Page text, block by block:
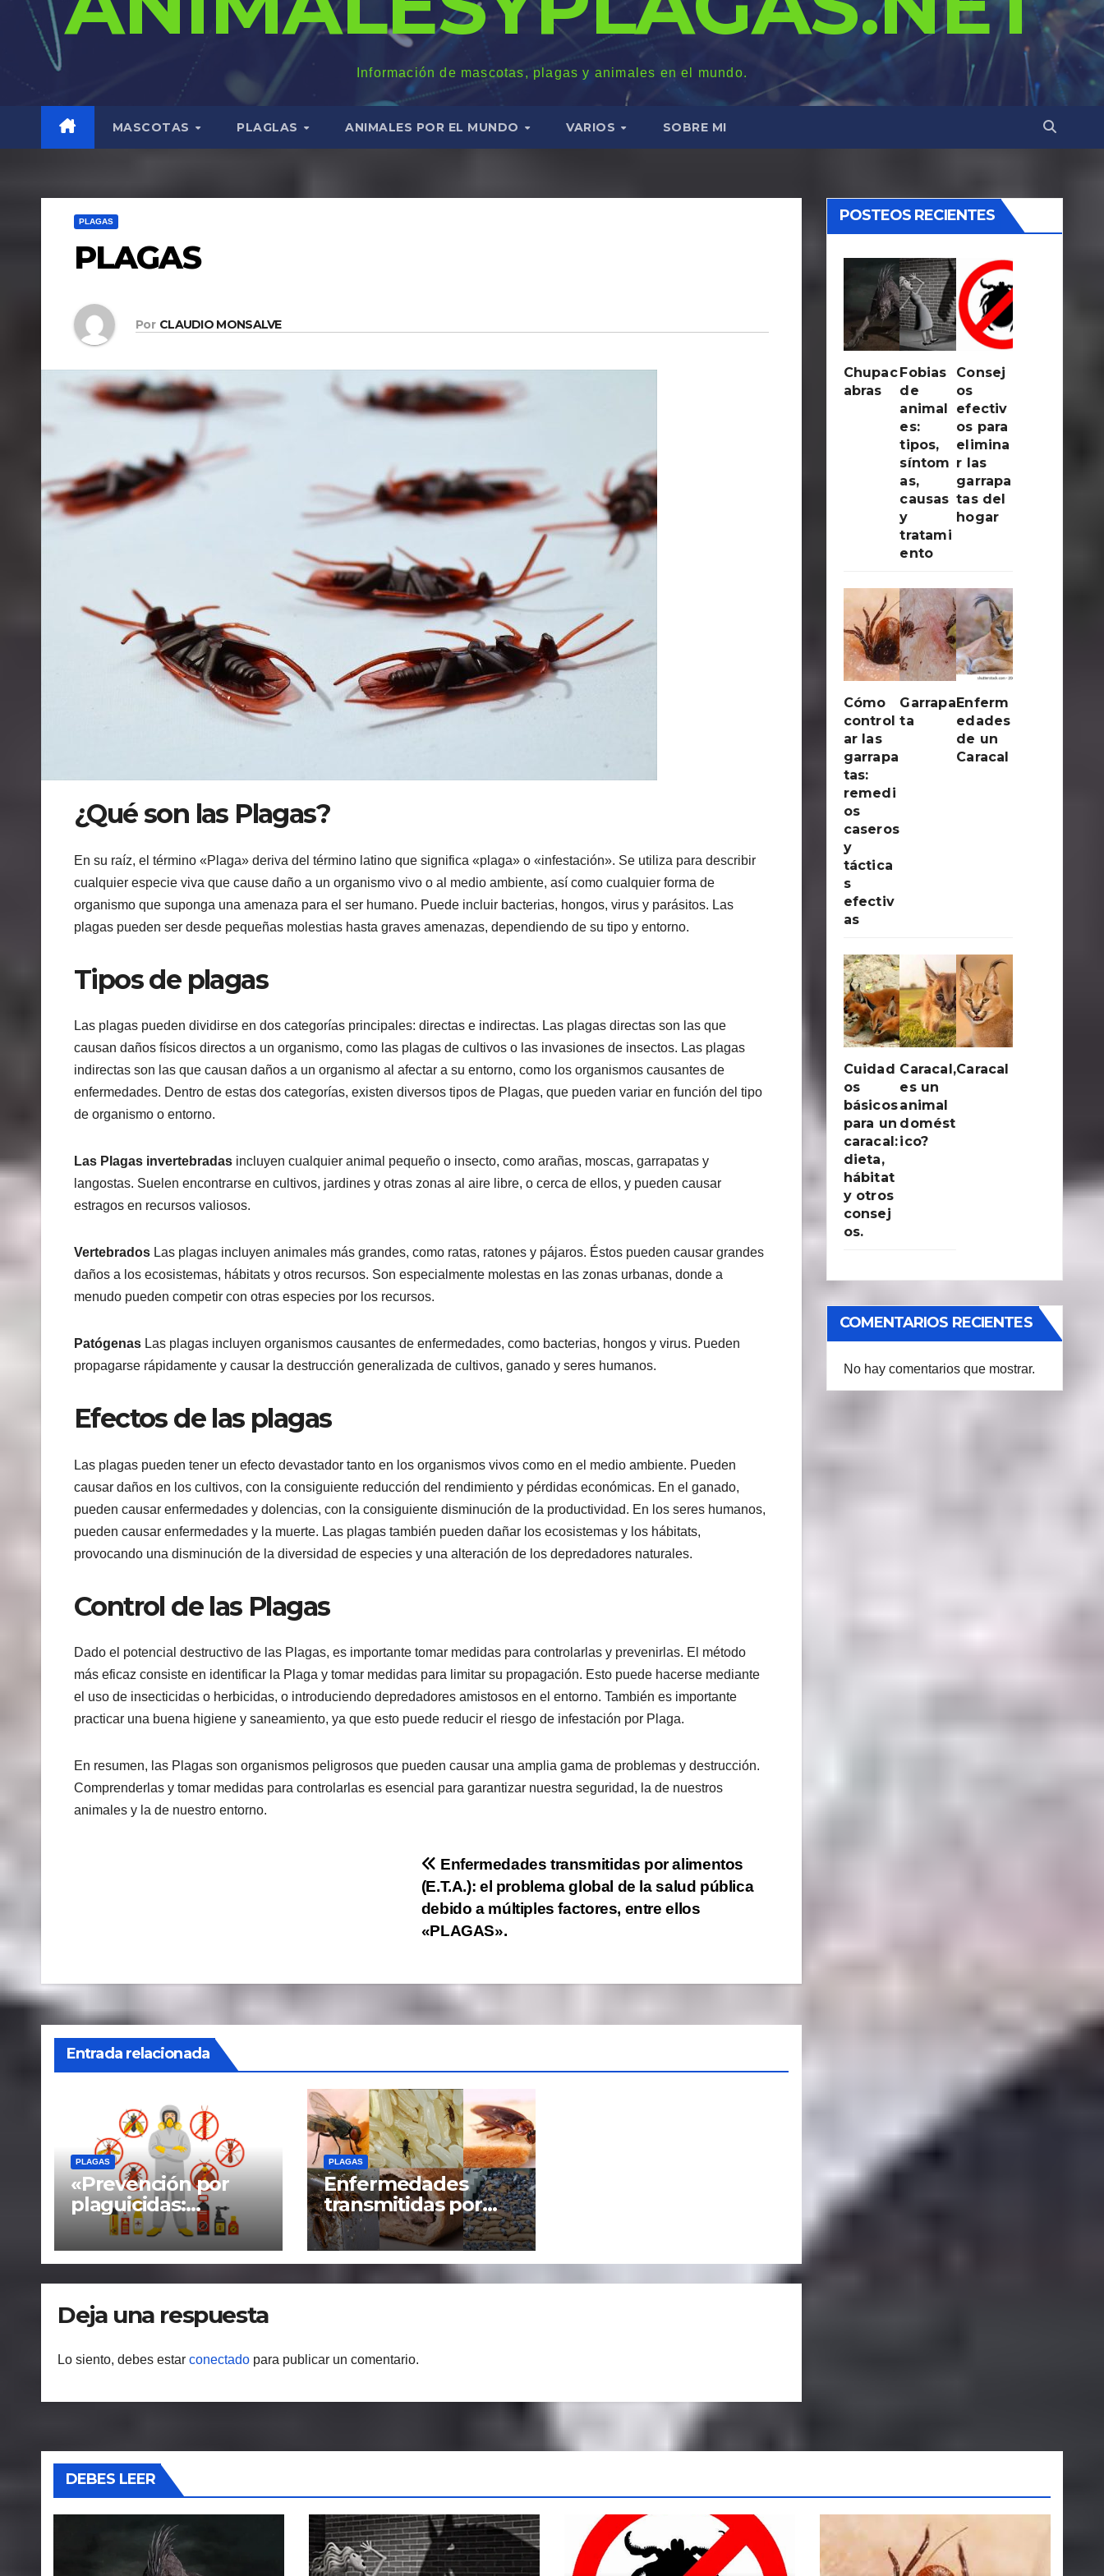
Información de mascotas, plagas y animales en el mundo.
MASCOTAS PLAGLAS ANIMALES POR EL MUNDO VARIOS SOBRE MI
PLAGAS
PLAGAS
Por CLAUDIO MONSALVE
¿Qué son las Plagas?
En su raíz, el término «Plaga» deriva del término latino que significa «plaga» o «infestación». Se utiliza para describir
cualquier especie viva que cause daño a un organismo vivo o al medio ambiente, así como cualquier forma de
organismo que suponga una amenaza para el ser humano. Puede incluir bacterias, hongos, virus y parásitos. Las
plagas pueden ser desde pequeñas molestias hasta graves amenazas, dependiendo de su tipo y entorno.
Tipos de plagas
Las plagas pueden dividirse en dos categorías principales: directas e indirectas. Las plagas directas son las que
causan daños físicos directos a un organismo, como las plagas de cultivos o las invasiones de insectos. Las plagas
indirectas son las que causan daños a un organismo al afectar a su entorno, como los organismos causantes de
enfermedades. Dentro de estas dos categorías, existen diversos tipos de Plagas, que pueden variar en función del tipo
de organismo o entorno.
Las Plagas invertebradas incluyen cualquier animal pequeño o insecto, como arañas, moscas, garrapatas y
langostas. Suelen encontrarse en cultivos, jardines y otras zonas al aire libre, o cerca de ellos, y pueden causar
estragos en recursos valiosos.
Vertebrados Las plagas incluyen animales más grandes, como ratas, ratones y pájaros. Éstos pueden causar grandes
daños a los ecosistemas, hábitats y otros recursos. Son especialmente molestas en las zonas urbanas, donde a
menudo pueden competir con otras especies por los recursos.
Patógenas Las plagas incluyen organismos causantes de enfermedades, como bacterias, hongos y virus. Pueden
propagarse rápidamente y causar la destrucción generalizada de cultivos, ganado y seres humanos.
Efectos de las plagas
Las plagas pueden tener un efecto devastador tanto en los organismos vivos como en el medio ambiente. Pueden
causar daños en los cultivos, con la consiguiente reducción del rendimiento y pérdidas económicas. En el ganado,
pueden causar enfermedades y dolencias, con la consiguiente disminución de la productividad. En los seres humanos,
pueden causar enfermedades y la muerte. Las plagas también pueden dañar los ecosistemas y los hábitats,
provocando una disminución de la diversidad de especies y una alteración de los depredadores naturales.
Control de las Plagas
Dado el potencial destructivo de las Plagas, es importante tomar medidas para controlarlas y prevenirlas. El método
más eficaz consiste en identificar la Plaga y tomar medidas para limitar su propagación. Esto puede hacerse mediante
el uso de insecticidas o herbicidas, o introduciendo depredadores amistosos en el entorno. También es importante
practicar una buena higiene y saneamiento, ya que esto puede reducir el riesgo de infestación por Plaga.
En resumen, las Plagas son organismos peligrosos que pueden causar una amplia gama de problemas y destrucción.
Comprenderlas y tomar medidas para controlarlas es esencial para garantizar nuestra seguridad, la de nuestros
animales y la de nuestro entorno.
Enfermedades transmitidas por alimentos
(E.T.A.): el problema global de la salud pública
debido a múltiples factores, entre ellos
«PLAGAS».
Entrada relacionada
PLAGAS
«Prevención por
plaguicidas:
medidas necesarias
ante una
fumigación»
PLAGAS
Enfermedades
transmitidas por
alimentos (E.T.A.): el
problema global de
la salud pública
debido a múltiples
Deja una respuesta
Lo siento, debes estar conectado para publicar un comentario.
POSTEOS RECIENTES
Chupac
abras
Fobias
de
animal
es:
tipos,
síntom
as,
causas
y
tratami
ento
Consej
os
efectiv
os para
elimina
r las
garrapa
tas del
hogar
Cómo
control
ar las
garrapa
tas:
remedi
os
caseros
y
táctica
s
efectiv
as
Garrapa
ta
Enferm
edades
de un
Caracal
Cuidad
os
básicos
para un
caracal:
dieta,
hábitat
y otros
consej
os.
Caracal,
es un
animal
domést
ico?
Caracal
COMENTARIOS RECIENTES
No hay comentarios que mostrar.
DEBES LEER